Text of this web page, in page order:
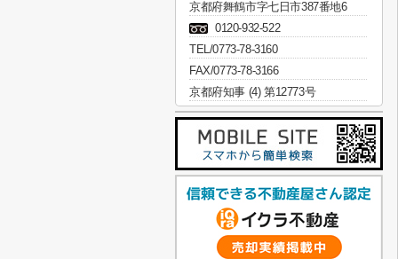
京都府舞鶴市字七日市387番地6
0120-932-522
TEL/0773-78-3160
FAX/0773-78-3166
京都府知事 (4) 第12773号